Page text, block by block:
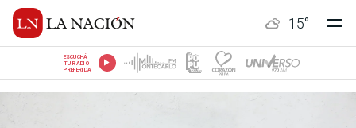
15°
ESCUCHÁ
TU RADIO
PREFERIDA